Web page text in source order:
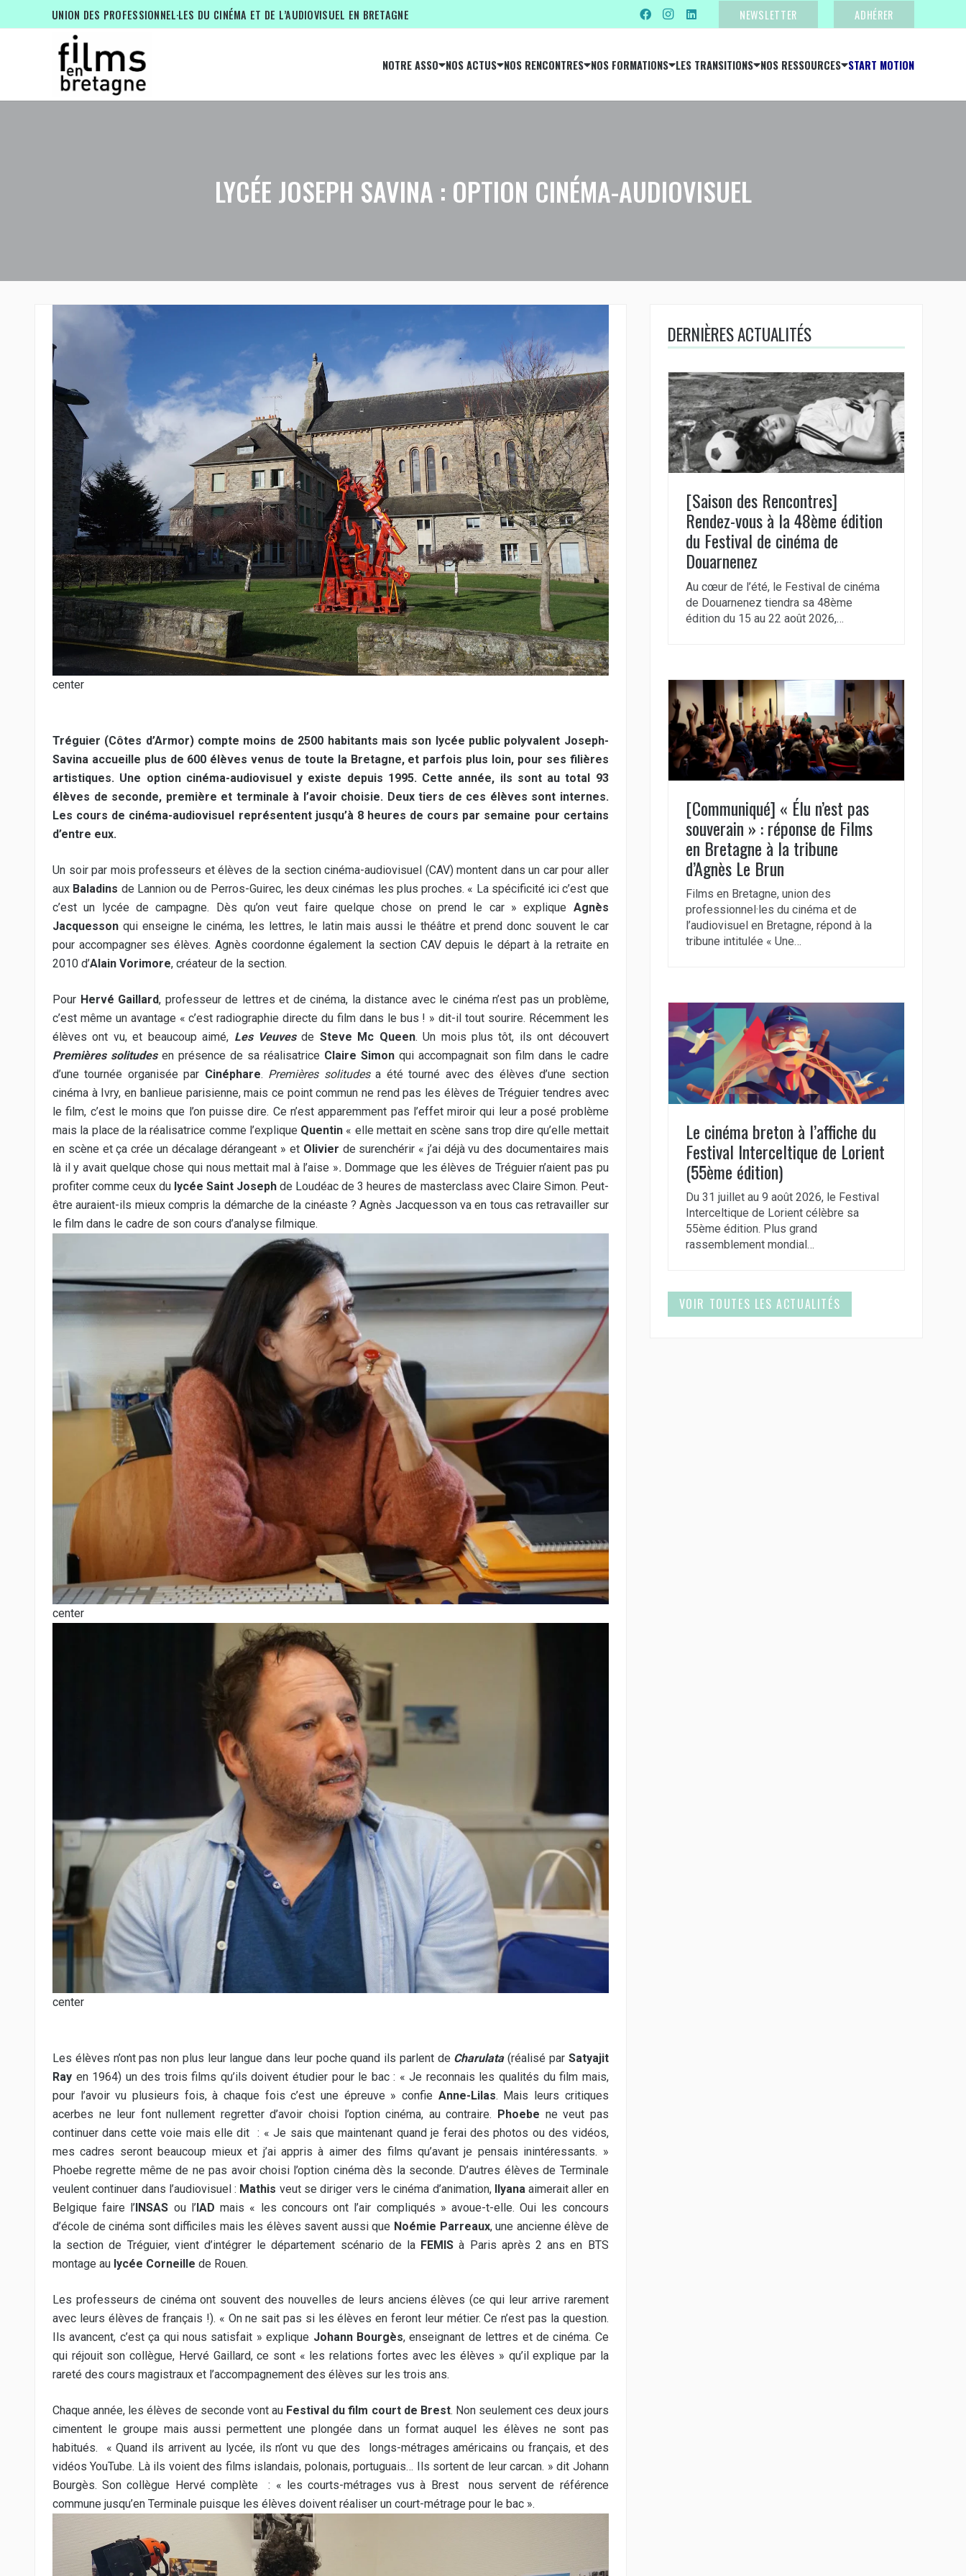
UNION DES PROFESSIONNEL·LES DU CINÉMA ET DE L’AUDIOVISUEL EN BRETAGNE NEWSLETTER ADHÉRER
NOTRE ASSO NOS ACTUS NOS RENCONTRES NOS FORMATIONS LES TRANSITIONS NOS RESSOURCES START MOTION
LYCÉE JOSEPH SAVINA : OPTION CINÉMA-AUDIOVISUEL
center
Tréguier (Côtes d’Armor) compte moins de 2500 habitants mais son lycée public polyvalent Joseph-
Savina accueille plus de 600 élèves venus de toute la Bretagne, et parfois plus loin, pour ses filières
artistiques. Une option cinéma-audiovisuel y existe depuis 1995. Cette année, ils sont au total 93
élèves de seconde, première et terminale à l’avoir choisie. Deux tiers de ces élèves sont internes.
Les cours de cinéma-audiovisuel représentent jusqu’à 8 heures de cours par semaine pour certains
d’entre eux.
Un soir par mois professeurs et élèves de la section cinéma-audiovisuel (CAV) montent dans un car pour aller
aux Baladins de Lannion ou de Perros-Guirec, les deux cinémas les plus proches. « La spécificité ici c’est que
c’est un lycée de campagne. Dès qu’on veut faire quelque chose on prend le car » explique Agnès
Jacquesson qui enseigne le cinéma, les lettres, le latin mais aussi le théâtre et prend donc souvent le car
pour accompagner ses élèves. Agnès coordonne également la section CAV depuis le départ à la retraite en
2010 d’Alain Vorimore, créateur de la section.
Pour Hervé Gaillard, professeur de lettres et de cinéma, la distance avec le cinéma n’est pas un problème,
c’est même un avantage « c’est radiographie directe du film dans le bus ! » dit-il tout sourire. Récemment les
élèves ont vu, et beaucoup aimé, Les Veuvesde Steve Mc Queen. Un mois plus tôt, ils ont découvert
Premières solitudesen présence de sa réalisatrice Claire Simonqui accompagnait son film dans le cadre
d’une tournée organisée par Cinéphare. Premières solitudesa été tourné avec des élèves d’une section
cinéma à Ivry, en banlieue parisienne, mais ce point commun ne rend pas les élèves de Tréguier tendres avec
le film, c’est le moins que l’on puisse dire. Ce n’est apparemment pas l’effet miroir qui leur a posé problème
mais la place de la réalisatrice comme l’explique Quentin « elle mettait en scène sans trop dire qu’elle mettait
en scène et ça crée un décalage dérangeant » et Olivier de surenchérir « j’ai déjà vu des documentaires mais
là il y avait quelque chose qui nous mettait mal à l’aise ». Dommage que les élèves de Tréguier n’aient pas pu
profiter comme ceux du lycée Saint Joseph de Loudéac de 3 heures de masterclass avec Claire Simon. Peut-
être auraient-ils mieux compris la démarche de la cinéaste ? Agnès Jacquesson va en tous cas retravailler sur
le film dans le cadre de son cours d’analyse filmique.
center
center
Les élèves n’ont pas non plus leur langue dans leur poche quand ils parlent de Charulata (réalisé par Satyajit
Ray en 1964) un des trois films qu’ils doivent étudier pour le bac : « Je reconnais les qualités du film mais,
pour l’avoir vu plusieurs fois, à chaque fois c’est une épreuve » confie Anne-Lilas. Mais leurs critiques
acerbes ne leur font nullement regretter d’avoir choisi l’option cinéma, au contraire.
Phoebe ne veut pas
continuer dans cette voie mais elle dit : « Je sais que maintenant quand je ferai des photos ou des vidéos,
mes cadres seront beaucoup mieux et j’ai appris à aimer des films qu’avant je pensais inintéressants. »
Phoebe regrette même de ne pas avoir choisi l’option cinéma dès la seconde. D’autres élèves de Terminale
veulent continuer dans l’audiovisuel : Mathis veut se diriger vers le cinéma d’animation, Ilyanaaimerait aller en
Belgique faire l’ INSAS ou l’IAD mais « les concours ont l’air compliqués » avoue-t-elle. Oui les concours
d’école de cinéma sont difficiles mais les élèves savent aussi que Noémie Parreaux, une ancienne élève de
la section de Tréguier, vient d’intégrer le département scénario de la FEMIS à Paris après 2 ans en BTS
montage au lycée Corneille de Rouen.
Les professeurs de cinéma ont souvent des nouvelles de leurs anciens élèves (ce qui leur arrive rarement
avec leurs élèves de français !). « On ne sait pas si les élèves en feront leur métier. Ce n’est pas la question.
Ils avancent, c’est ça qui nous satisfait » explique Johann Bourgès, enseignant de lettres et de cinéma. Ce
qui réjouit son collègue, Hervé Gaillard, ce sont « les relations fortes avec les élèves » qu’il explique par la
rareté des cours magistraux et l’accompagnement des élèves sur les trois ans.
Chaque année, les élèves de seconde vont au Festival du film court de Brest. Non seulement ces deux jours
cimentent le groupe mais aussi permettent une plongée dans un format auquel les élèves ne sont pas
habitués.
« Quand ils arrivent au lycée, ils n’ont vu que des
longs-métrages américains ou français, et des
vidéos YouTube. Là ils voient des films islandais, polonais, portuguais… Ils sortent de leur carcan. » dit Johann
Bourgès. Son collègue Hervé complète : « les courts-métrages vus à Brest
nous servent de référence
commune jusqu’en Terminale puisque les élèves doivent réaliser un court-métrage pour le bac ».
DERNIÈRES ACTUALITÉS
[Saison des Rencontres]
Rendez-vous à la 48ème édition
du Festival de cinéma de
Douarnenez
Au cœur de l’été, le Festival de cinéma
de Douarnenez tiendra sa 48ème
édition du 15 au 22 août 2026,…
[Communiqué] « Élu n’est pas
souverain » : réponse de Films
en Bretagne à la tribune
d’Agnès Le Brun
Films en Bretagne, union des
professionnel·les du cinéma et de
l’audiovisuel en Bretagne, répond à la
tribune intitulée « Une…
Le cinéma breton à l’affiche du
Festival Interceltique de Lorient
(55ème édition)
Du 31 juillet au 9 août 2026, le Festival
Interceltique de Lorient célèbre sa
55ème édition. Plus grand
rassemblement mondial…
VOIR TOUTES LES ACTUALITÉS